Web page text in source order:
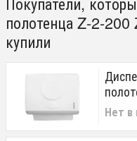
полотенца Z-2-
купили
Нет в